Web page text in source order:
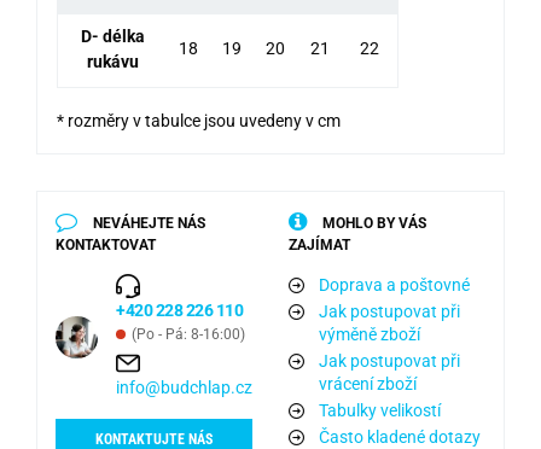
D- délka
rukávu
18 19 20 21 22
* rozměry v tabulce jsou uvedeny v cm
NEVÁHEJTE NÁS
KONTAKTOVAT
+420 228 226 110
(Po - Pá: 8-16:00)
info@budchlap.cz
KONTAKTUJTE NÁS
MOHLO BY VÁS
ZAJÍMAT
Doprava a poštovné
Jak postupovat při
výměně zboží
Jak postupovat při
vrácení zboží
Tabulky velikostí
Často kladené dotazy